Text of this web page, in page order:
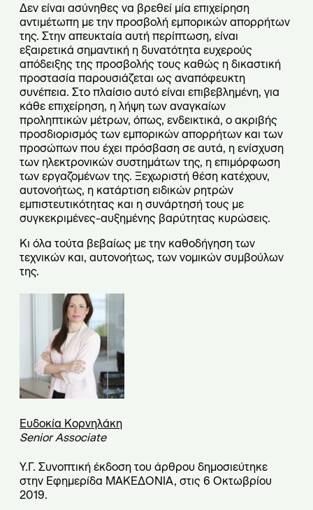
Δεν είναι ασύνηθες να βρεθεί μία επιχείρηση
αντιμέτωπη με την προσβολή εμπορικών απορρήτων
της. Στην απευκταία αυτή περίπτωση, είναι
εξαιρετικά σημαντική η δυνατότητα ευχερούς
απόδειξης της προσβολής τους καθώς η δικαστική
προστασία παρουσιάζεται ως αναπόφευκτη
συνέπεια. Στο πλαίσιο αυτό είναι επιβεβλημένη, για
κάθε επιχείρηση, η λήψη των αναγκαίων
προληπτικών μέτρων, όπως, ενδεικτικά, ο ακριβής
προσδιορισμός των εμπορικών απορρήτων και των
προσώπων που έχει πρόσβαση σε αυτά, η ενίσχυση
των ηλεκτρονικών συστημάτων της, η επιμόρφωση
των εργαζομένων της. Ξεχωριστή θέση κατέχουν,
αυτονοήτως, η κατάρτιση ειδικών ρητρών
εμπιστευτικότητας και η συνάρτησή τους με
συγκεκριμένες-αυξημένης βαρύτητας κυρώσεις.
Κι όλα τούτα βεβαίως με την καθοδήγηση των
τεχνικών και, αυτονοήτως, των νομικών συμβούλων
της.
Ευδοκία Κορνηλάκη
Senior Associate
Υ.Γ. Συνοπτική έκδοση του άρθρου δημοσιεύτηκε
στην Εφημερίδα ΜΑΚΕΔΟΝΙΑ, στις 6 Οκτωβρίου
2019.